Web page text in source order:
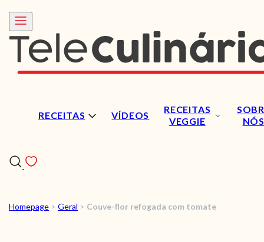
RECEITAS VÍDEOS
RECEITAS
VEGGIE
NÓS
RECEITAS
Homepage > Geral > Couve-flor refogada com tomate